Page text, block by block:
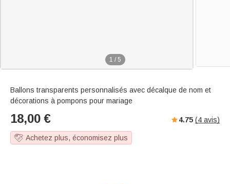
1 / 5
Ballons transparents personnalisés avec décalque de nom et
décorations à pompons pour mariage
18,00 € 4.75 (4 avis)
Achetez plus, économisez plus